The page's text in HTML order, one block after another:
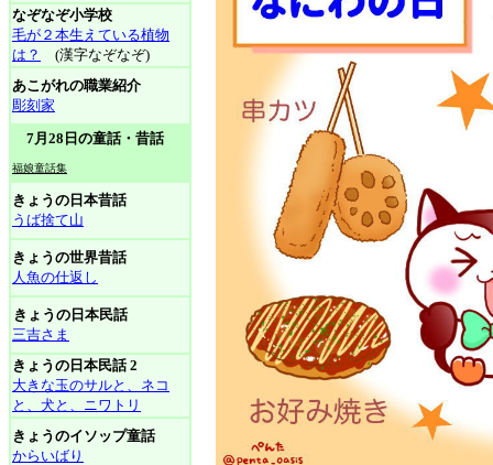
なぞなぞ小学校
毛が２本生えている植物
は？
(漢字なぞなぞ)
あこがれの職業紹介
彫刻家
7月28日の童話・昔話
福娘童話集
きょうの日本昔話
うば捨て山
きょうの世界昔話
人魚の仕返し
きょうの日本民話
三吉さま
きょうの日本民話 2
大きな玉のサルと、ネコ
と、犬と、ニワトリ
きょうのイソップ童話
からいばり